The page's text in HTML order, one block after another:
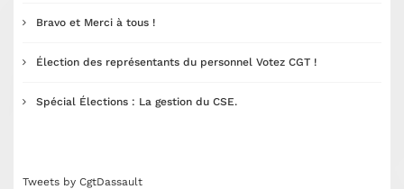
Bravo et Merci à tous !
Élection des représentants du personnel Votez CGT !
Spécial Élections : La gestion du CSE.
Tweets by CgtDassault